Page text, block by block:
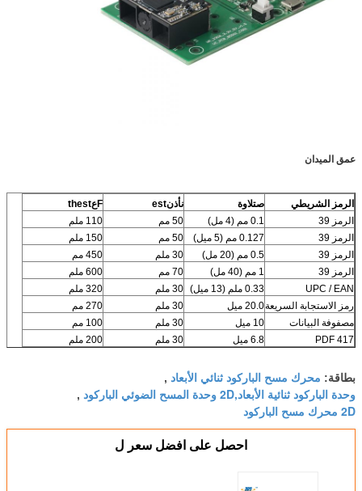
عمق الميدان
الرمز الشريطي صتلاوة نأذنest
Fعthest
الرمز 39
0.1 مم (4 مل) 50 مم
110 ملم
الرمز 39
0.127 مم (5 ميل) 50 مم
150 ملم
الرمز 39
0.5 مم (20 مل) 30 ملم
450 مم
الرمز 39
1 مم (40 مل) 70 مم
600 ملم
UPC / EAN
0.33 ملم (13 ميل) 30 ملم
320 ملم
رمز الاستجابة السريعة20.0 ميل 30 ملم
270 مم
مصفوفة البيانات
10 ميل 30 ملم
100 مم
PDF 417
6.8 ميل 30 ملم 200 ملم
بطاقة: محرك مسح الباركود ثنائي الأبعاد ,
وحدة الباركود ثنائية الأبعاد,2D وحدة المسح الضوئي الباركود ,
2D محرك مسح الباركود
احصل على افضل سعر ل